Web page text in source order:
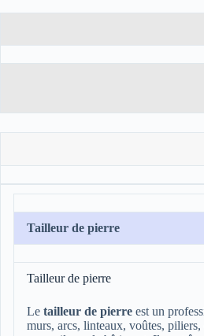
Tailleur de pierre
Tailleur de pierre
Le tailleur de pierre est un
murs, arcs, linteaux, voûtes,